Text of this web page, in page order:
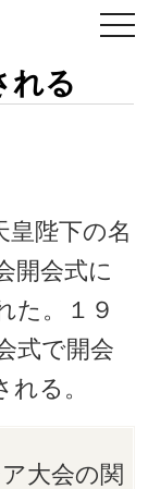
れる
陛下の名
開会式に
た。１９
式で開会
る。
大会の関